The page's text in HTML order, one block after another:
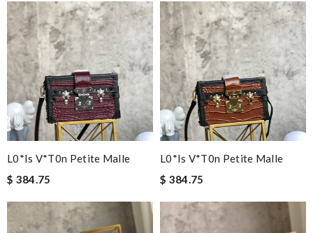
L0*is V*t0n Petite Malle
$ 384.75
L0*is V*t0n Petite Malle
$ 384.75